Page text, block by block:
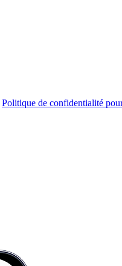
Politique de confidentialité